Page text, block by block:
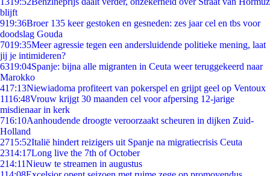
blijft
919:36Broer 135 keer gestoken en gesneden: zes jaar cel en tbs voor
doodslag Gouda
7019:35Meer agressie tegen een andersluidende politieke mening, laat
jij je intimideren?
6319:04Spanje: bijna alle migranten in Ceuta weer teruggekeerd naar
Marokko
417:13Niewiadoma profiteert van pokerspel en grijpt geel op Ventoux
1116:48Vrouw krijgt 30 maanden cel voor afpersing 12-jarige
misdienaar in kerk
716:10Aanhoudende droogte veroorzaakt scheuren in dijken Zuid-
Holland
2715:52Italië hindert reizigers uit Spanje na migratiecrisis Ceuta
2314:17Long live the 7th of October
214:11Nieuw te streamen in augustus